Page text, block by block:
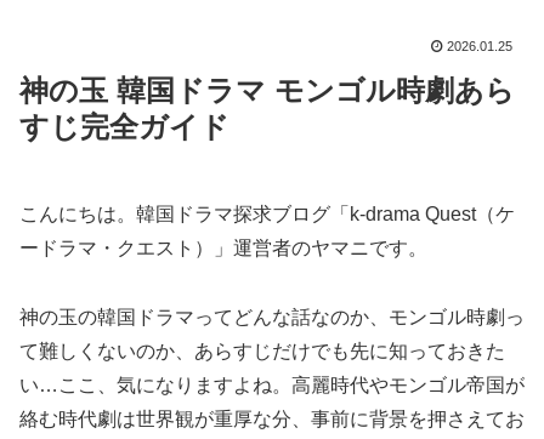
2026.01.25
神の玉 韓国ドラマ モンゴル時劇あら
すじ完全ガイド
こんにちは。韓国ドラマ探求ブログ「k-drama Quest（ケ
ードラマ・クエスト）」運営者のヤマニです。
神の玉の韓国ドラマってどんな話なのか、モンゴル時劇っ
て難しくないのか、あらすじだけでも先に知っておきた
い…ここ、気になりますよね。高麗時代やモンゴル帝国が
絡む時代劇は世界観が重厚な分、事前に背景を押さえてお